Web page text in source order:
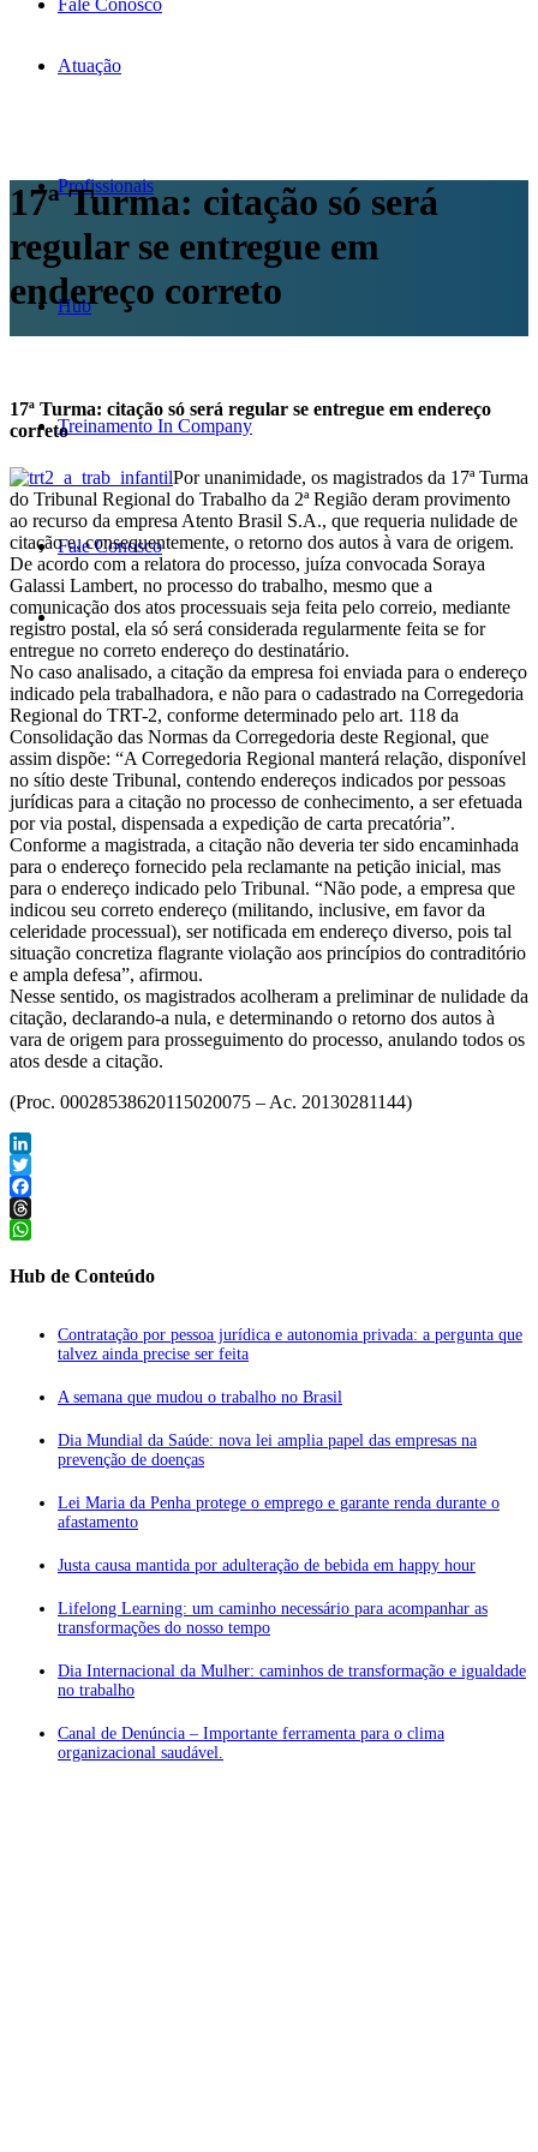
Atuação
Profissionais
Hub
Treinamento In Company
Fale Conosco
Fale Conosco
17ª Turma: citação só será
regular se entregue em
endereço correto
17ª Turma: citação só será regular se entregue em endereço
correto
Por unanimidade, os magistrados da 17ª Turma
do Tribunal Regional do Trabalho da 2ª Região deram provimento
ao recurso da empresa Atento Brasil S.A., que requeria nulidade de
citação e, consequentemente, o retorno dos autos à vara de origem.
De acordo com a relatora do processo, juíza convocada Soraya
Galassi Lambert, no processo do trabalho, mesmo que a
comunicação dos atos processuais seja feita pelo correio, mediante
registro postal, ela só será considerada regularmente feita se for
entregue no correto endereço do destinatário.
No caso analisado, a citação da empresa foi enviada para o endereço
indicado pela trabalhadora, e não para o cadastrado na Corregedoria
Regional do TRT-2, conforme determinado pelo art. 118 da
Consolidação das Normas da Corregedoria deste Regional, que
assim dispõe: “A Corregedoria Regional manterá relação, disponível
no sítio deste Tribunal, contendo endereços indicados por pessoas
jurídicas para a citação no processo de conhecimento, a ser efetuada
por via postal, dispensada a expedição de carta precatória”.
Conforme a magistrada, a citação não deveria ter sido encaminhada
para o endereço fornecido pela reclamante na petição inicial, mas
para o endereço indicado pelo Tribunal. “Não pode, a empresa que
indicou seu correto endereço (militando, inclusive, em favor da
celeridade processual), ser notificada em endereço diverso, pois tal
situação concretiza flagrante violação aos princípios do contraditório
e ampla defesa”, afirmou.
Nesse sentido, os magistrados acolheram a preliminar de nulidade da
citação, declarando-a nula, e determinando o retorno dos autos à
vara de origem para prosseguimento do processo, anulando todos os
atos desde a citação.
(Proc. 00028538620115020075 – Ac. 20130281144)
LinkedIn
Twitter
Facebook
Threads
Hub de Conteúdo
Contratação por pessoa jurídica e autonomia privada: a pergunta que
talvez ainda precise ser feita
A semana que mudou o trabalho no Brasil
Dia Mundial da Saúde: nova lei amplia papel das empresas na
prevenção de doenças
Lei Maria da Penha protege o emprego e garante renda durante o
afastamento
Justa causa mantida por adulteração de bebida em happy hour
Lifelong Learning: um caminho necessário para acompanhar as
transformações do nosso tempo
Dia Internacional da Mulher: caminhos de transformação e igualdade
no trabalho
Canal de Denúncia – Importante ferramenta para o clima
organizacional saudável.